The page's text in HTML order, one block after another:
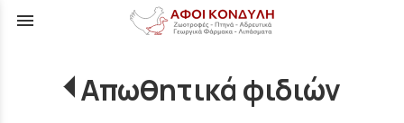
menu
Απωθητικά φιδιών